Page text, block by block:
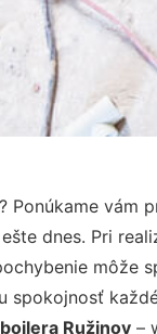
? Ponúkame vám
dnes. Pri
spokojnosť
Ružinov –